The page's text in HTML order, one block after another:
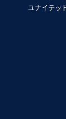
ユナイテッ